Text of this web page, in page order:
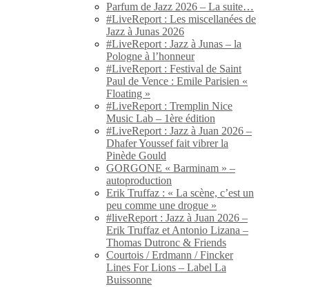
Parfum de Jazz 2026 – La suite…
#LiveReport : Les miscellanées de
Jazz à Junas 2026
#LiveReport : Jazz à Junas – la
Pologne à l’honneur
#LiveReport : Festival de Saint
Paul de Vence : Emile Parisien «
Floating »
#LiveReport : Tremplin Nice
Music Lab – 1ère édition
#LiveReport : Jazz à Juan 2026 –
Dhafer Youssef fait vibrer la
Pinède Gould
GORGONE « Barminam » –
autoproduction
Erik Truffaz : « La scène, c’est un
peu comme une drogue »
#liveReport : Jazz à Juan 2026 –
Erik Truffaz et Antonio Lizana –
Thomas Dutronc & Friends
Courtois / Erdmann / Fincker
Lines For Lions – Label La
Buissonne